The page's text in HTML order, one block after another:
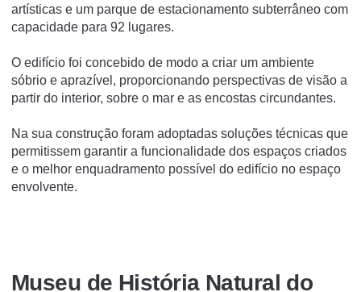
artí­sticas e um parque de estacionamento subterrâneo com
capacidade para 92 lugares.
O edifí­cio foi concebido de modo a criar um ambiente
sóbrio e aprazí­vel, proporcionando perspectivas de visão a
partir do interior, sobre o mar e as encostas circundantes.
Na sua construção foram adoptadas soluções técnicas que
permitissem garantir a funcionalidade dos espaços criados
e o melhor enquadramento possí­vel do edifí­cio no espaço
envolvente.
Museu de História Natural do